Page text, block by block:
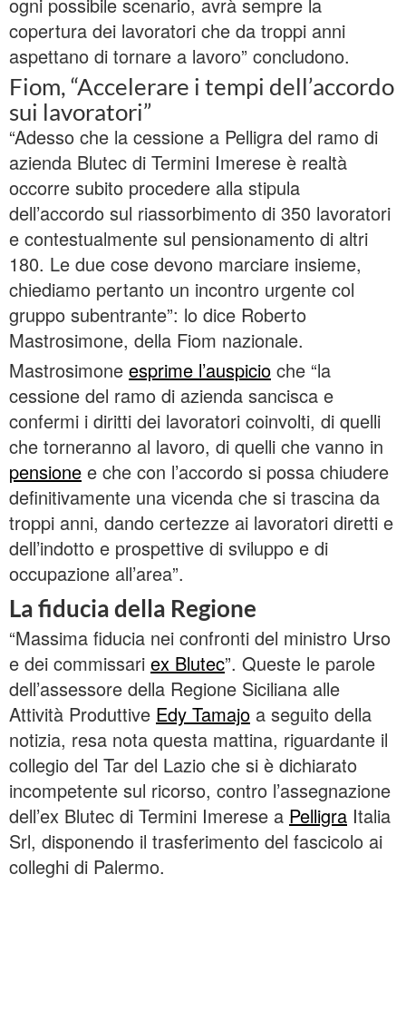
copertura dei lavoratori che da troppi anni
aspettano di tornare a lavoro” concludono.
Fiom, “Accelerare i tempi dell’accordo
sui lavoratori”
“Adesso che la cessione a Pelligra del ramo di
azienda Blutec di Termini Imerese è realtà
occorre subito procedere alla stipula
dell’accordo sul riassorbimento di 350 lavoratori
e contestualmente sul pensionamento di altri
180. Le due cose devono marciare insieme,
chiediamo pertanto un incontro urgente col
gruppo subentrante”: lo dice Roberto
Mastrosimone, della Fiom nazionale.
Mastrosimone esprime l’auspicio che “la
cessione del ramo di azienda sancisca e
confermi i diritti dei lavoratori coinvolti, di quelli
che torneranno al lavoro, di quelli che vanno in
pensione e che con l’accordo si possa chiudere
definitivamente una vicenda che si trascina da
troppi anni, dando certezze ai lavoratori diretti e
dell’indotto e prospettive di sviluppo e di
occupazione all’area”.
La fiducia della Regione
“Massima fiducia nei confronti del ministro Urso
e dei commissari ex Blutec”. Queste le parole
dell’assessore della Regione Siciliana alle
Attività Produttive Edy Tamajo a seguito della
notizia, resa nota questa mattina, riguardante il
collegio del Tar del Lazio che si è dichiarato
incompetente sul ricorso, contro l’assegnazione
dell’ex Blutec di Termini Imerese a Pelligra Italia
Srl, disponendo il trasferimento del fascicolo ai
colleghi di Palermo.